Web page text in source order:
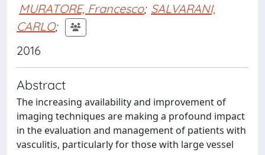
MURATORE, Francesco; SALVARANI,
CARLO;
2016
Abstract
The increasing availability and improvement of
imaging techniques are making a profound impact
in the evaluation and management of patients with
vasculitis, particularly for those with large vessel